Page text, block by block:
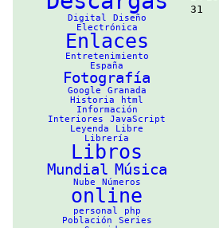
programa java,
o como un
servlet java
en un servidor
Web.
https://jigsaw
.w3.org/css-
validator/abou
t.html
Digital
Diseño
Electrónica
Enlaces
Entretenimiento
España
Fotografía
Google
Granada
Historia
html
Información
Interiores
JavaScript
Leyenda
Libre
Librería
Libros
Mundial Música
Nube Números
online
personal
php
Población
Series
31